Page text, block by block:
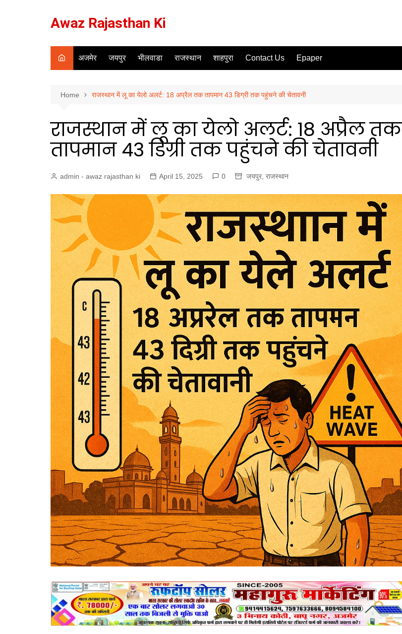
Awaz Rajasthan Ki
अजमेर जयपुर भीलवाडा राजस्थान शाहपुरा Contact Us Epaper
Home राजस्थान में लू का येलो अलर्ट: 18 अप्रैल तक तापमान 43 डिग्री तक पहुंचने की चेतावनी
राजस्थान में लू का येलो अलर्ट: 18 अप्रैल तक
तापमान 43 डिग्री तक पहुंचने की चेतावनी
admin - awaz rajasthan ki April 15, 2025 0 जयपुर राजस्थान